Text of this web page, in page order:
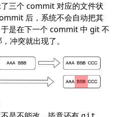
三个 commit 对应的文件状
后，系统不会自动把其
是在下一个 commit 中 git 不
冲突就出现了。